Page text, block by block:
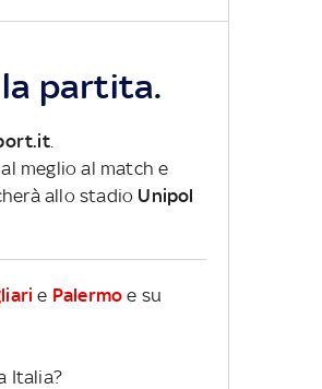
la partita.
.
meglio al match e
allo stadio Unipol
e Palermo e su
Italia?